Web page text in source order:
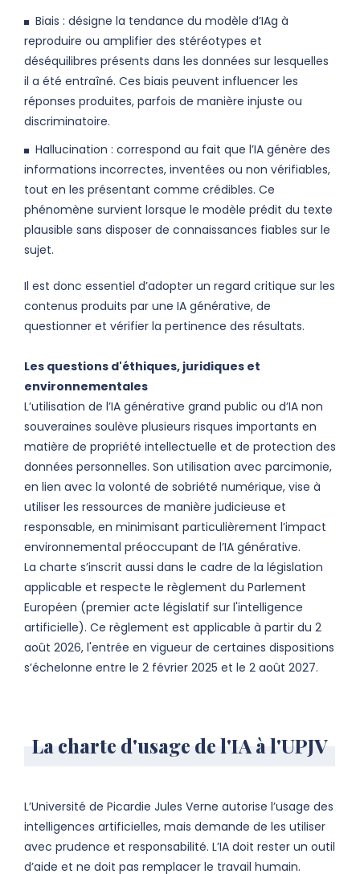
Biais : désigne la tendance du modèle d’IAg à
reproduire ou amplifier des stéréotypes et
déséquilibres présents dans les données sur lesquelles
il a été entraîné. Ces biais peuvent influencer les
réponses produites, parfois de manière injuste ou
discriminatoire.
Hallucination : correspond au fait que l’IA génère des
informations incorrectes, inventées ou non vérifiables,
tout en les présentant comme crédibles. Ce
phénomène survient lorsque le modèle prédit du texte
plausible sans disposer de connaissances fiables sur le
sujet.
Il est donc essentiel d’adopter un regard critique sur les
contenus produits par une IA générative, de
questionner et vérifier la pertinence des résultats.
Les questions d'éthiques, juridiques et
environnementales
L’utilisation de l’IA générative grand public ou d’IA non
souveraines soulève plusieurs risques importants en
matière de propriété intellectuelle et de protection des
données personnelles. Son utilisation avec parcimonie,
en lien avec la volonté de sobriété numérique, vise à
utiliser les ressources de manière judicieuse et
responsable, en minimisant particulièrement l’impact
environnemental préoccupant de l’IA générative.
La charte s’inscrit aussi dans le cadre de la législation
applicable et respecte le règlement du Parlement
Européen (premier acte législatif sur l'intelligence
artificielle). Ce règlement est applicable à partir du 2
août 2026, l'entrée en vigueur de certaines dispositions
s’échelonne entre le 2 février 2025 et le 2 août 2027.
La charte d'usage de l'IA à l'UPJV
L’Université de Picardie Jules Verne autorise l’usage des
intelligences artificielles, mais demande de les utiliser
avec prudence et responsabilité. L’IA doit rester un outil
d’aide et ne doit pas remplacer le travail humain.